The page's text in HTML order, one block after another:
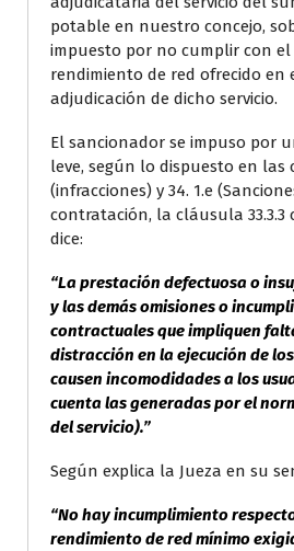
potable en nuestro concejo,
impuesto por no cumplir con
rendimiento de red ofrecido en
adjudicación de dicho servicio.
El sancionador se impuso por
leve, según lo dispuesto en las
(infracciones) y 34. 1.e
contratación, la cláusula 33.3.3
dice:
“La prestación defectuosa o
y las demás omisiones o
contractuales que impliquen
distracción en la ejecución de
causen incomodidades a los
cuenta las generadas por el
del servicio).”
Según explica la Jueza en su
“No hay incumplimiento
rendimiento de red mínimo